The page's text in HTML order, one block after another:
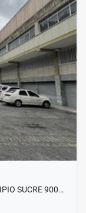
SUCRE 900…